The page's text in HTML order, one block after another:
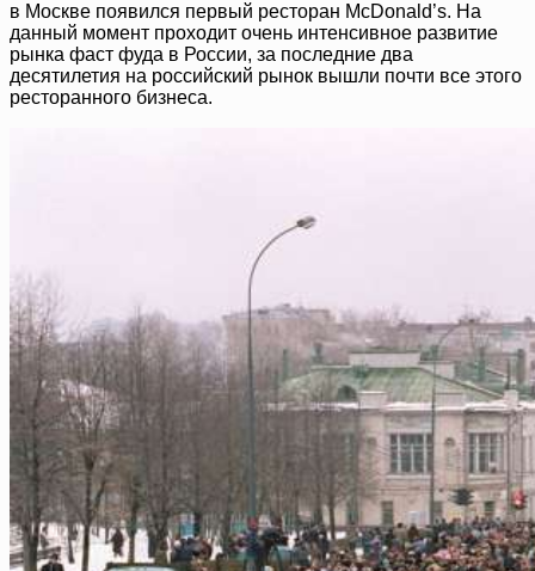
в Москве появился первый ресторан McDonald’s. На
данный момент проходит очень интенсивное развитие
рынка фаст фуда в России, за последние два
десятилетия на российский рынок вышли почти все этого
ресторанного бизнеса.